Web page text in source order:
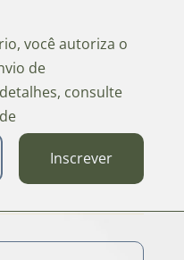
você autoriza o
de
consulte
Inscrever